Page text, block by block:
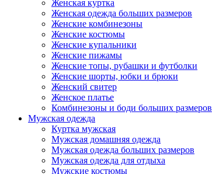
Женская куртка
Женская одежда больших размеров
Женские комбинезоны
Женские костюмы
Женские купальники
Женские пижамы
Женские топы, рубашки и футболки
Женские шорты, юбки и брюки
Женский свитер
Женское платье
Комбинезоны и боди больших размеров
Мужская одежда
Куртка мужская
Мужская домашняя одежда
Мужская одежда больших размеров
Мужская одежда для отдыха
Мужские костюмы